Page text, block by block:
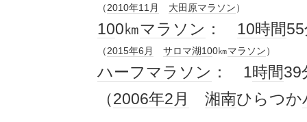
（2010年11月 大田原マラソン）
100㎞マラソン ： 10時間
（2015年6月 サロマ湖100㎞マラソン）
ハーフマラソン ： 1時間39
（2006年2月 湘南ひらつか